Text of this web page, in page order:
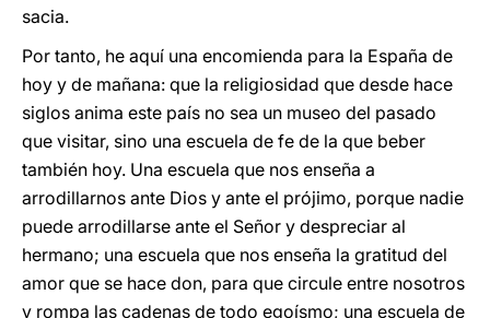
sacia.
Por tanto, he aquí una encomienda para la España de
hoy y de mañana: que la religiosidad que desde hace
siglos anima este país no sea un museo del pasado
que visitar, sino una escuela de fe de la que beber
también hoy. Una escuela que nos enseña a
arrodillarnos ante Dios y ante el prójimo, porque nadie
puede arrodillarse ante el Señor y despreciar al
hermano; una escuela que nos enseña la gratitud del
amor que se hace don, para que circule entre nosotros
y rompa las cadenas de todo egoísmo; una escuela de